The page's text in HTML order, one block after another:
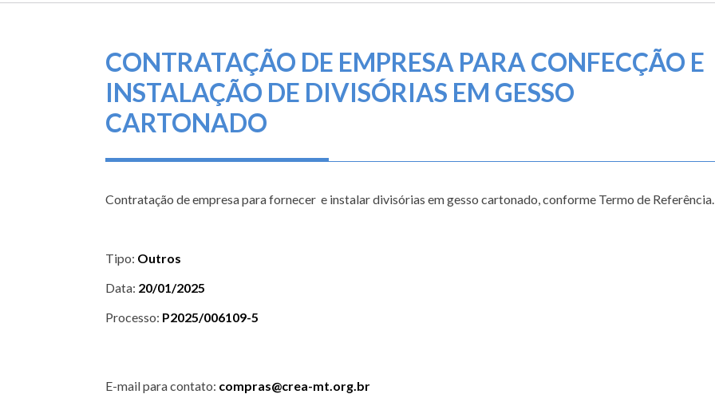
CONTRATAÇÃO DE EMPRESA PARA CONFECÇÃO E
INSTALAÇÃO DE DIVISÓRIAS EM GESSO
CARTONADO
Contratação de empresa para fornecer e instalar divisórias em gesso cartonado, conforme Termo de Referência.
Tipo: Outros
Data: 20/01/2025
Processo: P2025/006109-5
E-mail para contato: compras@crea-mt.org.br